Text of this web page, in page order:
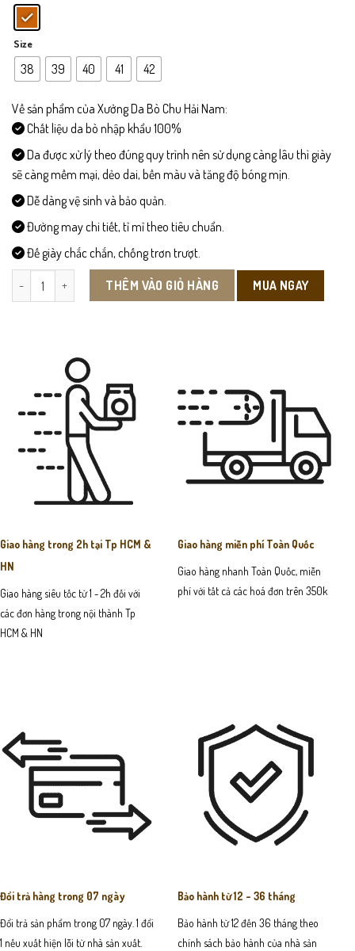
Size
38 39 40 41 42
Về sản phẩm của Xưởng Da Bò Chu Hải Nam:
Chất liệu da bò nhập khẩu 100%
Da được xử lý theo đúng quy trình nên sử dụng càng lâu thì giày
sẽ càng mềm mại, dẻo dai, bền màu và tăng độ bóng mịn.
Dễ dàng vệ sinh và bảo quản.
Đường may chi tiết, tỉ mỉ theo tiêu chuẩn.
Đế giày chắc chắn, chống trơn trượt.
DEP304-Dép Sandal Da Bò Nam số lượng
THÊM VÀO GIỎ HÀNG MUA NGAY
Giao hàng trong 2h tại Tp HCM &
HN
Giao hàng siêu tốc từ 1 - 2h đối với
các đơn hàng trong nội thành Tp
HCM & HN
Giao hàng miễn phí Toàn Quốc
Giao hàng nhanh Toàn Quốc, miễn
phí với tất cả các hoá đơn trên 350k
Đổi trả hàng trong 07 ngày
Đổi trả sản phẩm trong 07 ngày. 1 đổi
1 nếu xuất hiện lỗi từ nhà sản xuất.
Bảo hành từ 12 - 36 tháng
Bảo hành từ 12 đến 36 tháng theo
chính sách bảo hành của nhà sản